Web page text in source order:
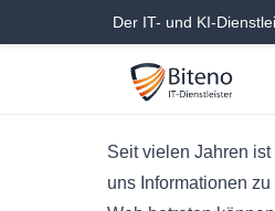
Der IT- und KI-
Seit vielen Jahren
uns Informationen